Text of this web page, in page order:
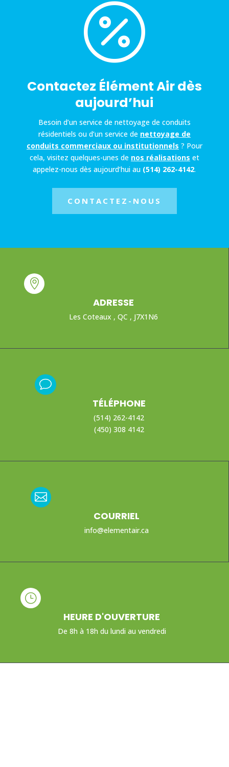

Contactez Élément Air dès
aujourd’hui
Besoin d’un service de nettoyage de conduits
résidentiels ou d’un service de nettoyage de
conduits commerciaux ou institutionnels ? Pour
cela, visitez quelques-unes de nos réalisations et
appelez-nous dès aujourd’hui au (514) 262-4142.
CONTACTEZ-NOUS

ADRESSE
Les Coteaux , QC , J7X1N6
v
TÉLÉPHONE
(514) 262-4142
(450) 308 4142

COURRIEL
info@elementair.ca
}
HEURE D'OUVERTURE
De 8h à 18h du lundi au vendredi